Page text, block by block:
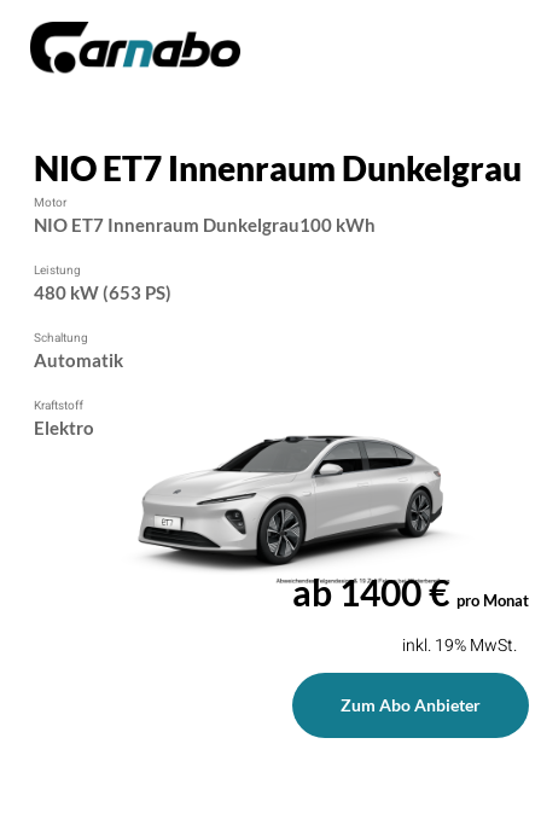
NIO ET7 Innenraum Dunkelgrau
Motor
NIO ET7 Innenraum Dunkelgrau100 kWh
Leistung
480 kW (653 PS)
Schaltung
Automatik
Kraftstoff
Elektro
ab 1400 € pro Monat
inkl. 19% MwSt.
Zum Abo Anbieter